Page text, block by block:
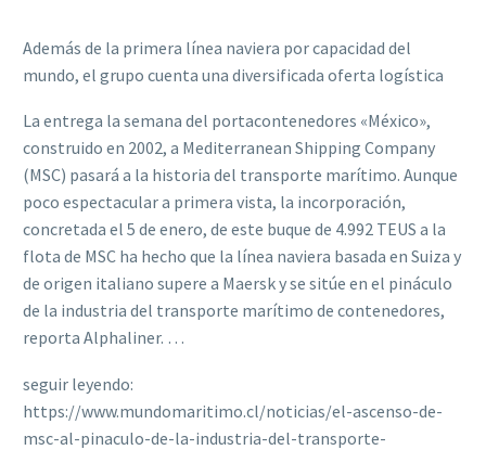
Además de la primera línea naviera por capacidad del
mundo, el grupo cuenta una diversificada oferta logística
La entrega la semana del portacontenedores «México»,
construido en 2002, a Mediterranean Shipping Company
(MSC) pasará a la historia del transporte marítimo. Aunque
poco espectacular a primera vista, la incorporación,
concretada el 5 de enero, de este buque de 4.992 TEUS a la
flota de MSC ha hecho que la línea naviera basada en Suiza y
de origen italiano supere a Maersk y se sitúe en el pináculo
de la industria del transporte marítimo de contenedores,
reporta Alphaliner. …
seguir leyendo:
https://www.mundomaritimo.cl/noticias/el-ascenso-de-
msc-al-pinaculo-de-la-industria-del-transporte-